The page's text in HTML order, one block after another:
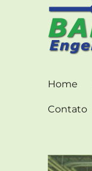
Home
Contato